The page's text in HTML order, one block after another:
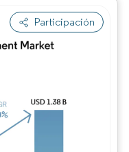
Participación